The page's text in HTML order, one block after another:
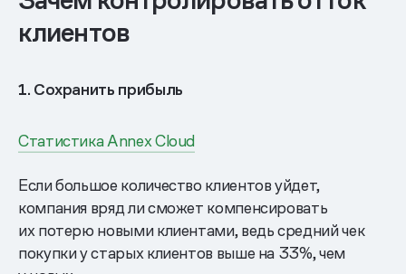
клиентов
1. Сохранить прибыль
Статистика Annex Cloud
Если большое количество клиентов уйдет,
компания вряд ли сможет компенсировать
их потерю новыми клиентами, ведь средний чек
покупки у старых клиентов выше на 33%, чем